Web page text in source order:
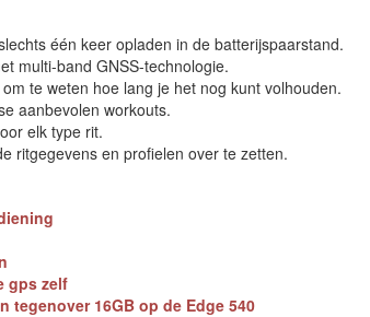
één keer opladen in de batterijspaarstand.
multi-band GNSS-technologie.
te weten hoe lang je het nog kunt volhouden.
aanbevolen workouts.
elk type rit.
ritgegevens en profielen over te zetten.
gps zelf
tegenover 16GB op de Edge 540